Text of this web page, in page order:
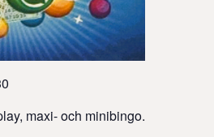
maxi- och minibingo.